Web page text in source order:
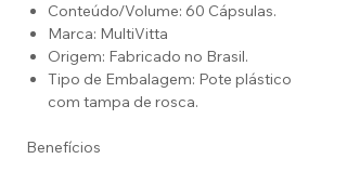
Conteúdo/Volume: 60 Cápsulas.
Marca: MultiVitta
Origem: Fabricado no Brasil.
Tipo de Embalagem: Pote plástico
com tampa de rosca.
Benefícios